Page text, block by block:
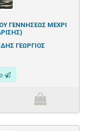
ΓΕΝΝΗΣΕΩΣ ΜΕΧΡΙ
ΓΕΩΡΓΙΟΣ